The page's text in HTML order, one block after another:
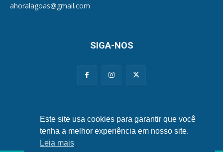
ahoralagoas@gmail.com
SIGA-NOS
Este site usa cookies para garantir que você
tenha a melhor experiência em nosso site.
Leia mais